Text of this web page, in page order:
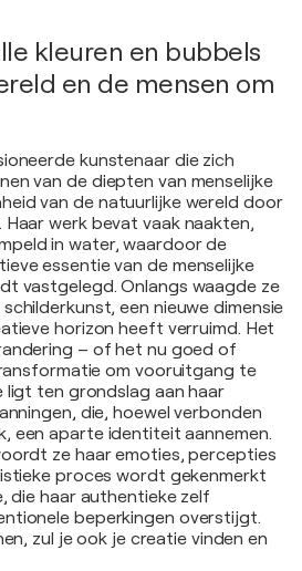
kleuren en bubbels
en de mensen om
kunstenaar die zich
van de diepten van menselijke
van de natuurlijke wereld door
Haar werk bevat vaak naakten,
in water, waardoor de
essentie van de menselijke
vastgelegd. Onlangs waagde ze
een nieuwe dimensie
horizon heeft verruimd. Het
– of het nu goed of
om vooruitgang te
ligt ten grondslag aan haar
die, hoewel verbonden
een aparte identiteit aannemen.
ze haar emoties, percepties
proces wordt gekenmerkt
die haar authentieke zelf
beperkingen overstijgt.
zul je ook je creatie vinden en